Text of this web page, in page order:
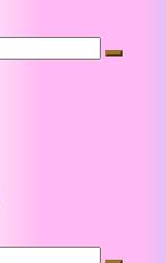
Suche